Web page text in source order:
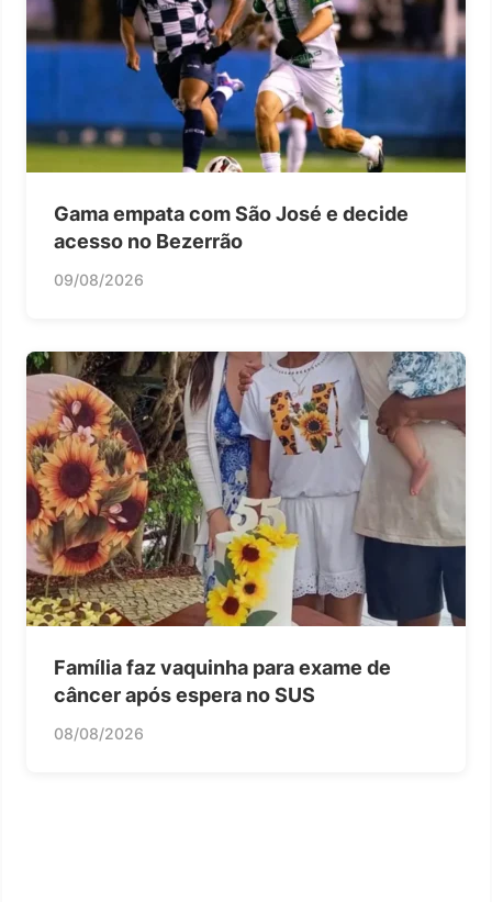
Gama empata com São José e decide
acesso no Bezerrão
09/08/2026
Família faz vaquinha para exame de
câncer após espera no SUS
08/08/2026